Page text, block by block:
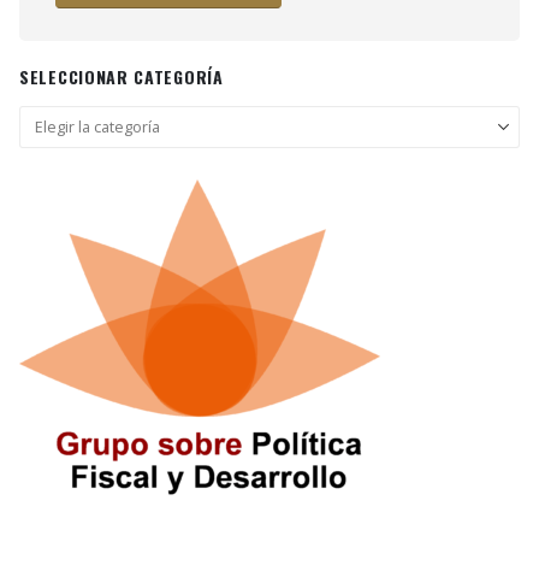
SELECCIONAR CATEGORÍA
Seleccionar
categoría